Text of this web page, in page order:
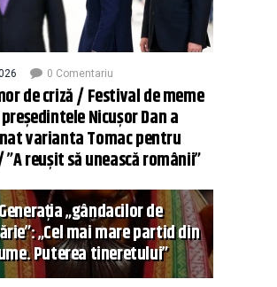
0 Comentariu
de criză / Festival de meme
Nicușor Dan a
varianta Tomac pentru
reușit să unească românii”
Generația „gândacilor de
„Cel mai mare partid din
Puterea tineretului”